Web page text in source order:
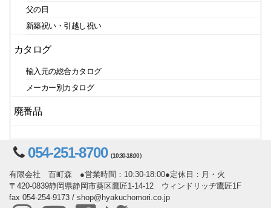
父の日
新築祝い・引越し祝い
カタログ
輸入元の総合カタログ
メーカー別カタログ
廃番品
054-251-8700（10:30-18:00）
有限会社 百町森 ●営業時間：10:30-18:00●定休日：月・火
〒420-0839静岡県静岡市葵区鷹匠1-14-12 ウィンドリッヂ鷹匠1F
fax 054-254-9173 / shop@hyakuchomori.co.jp